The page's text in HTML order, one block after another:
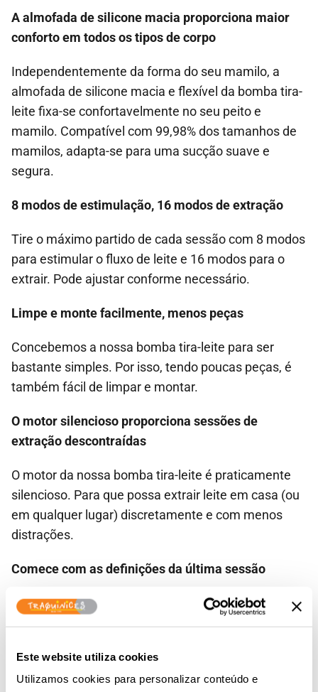
Este website utiliza cookies
Utilizamos cookies para personalizar conteúdo e
A almofada de silicone macia proporciona maior
conforto em todos os tipos de corpo
Independentemente da forma do seu mamilo, a
almofada de silicone macia e flexível da bomba tira-
leite fixa-se confortavelmente no seu peito e
mamilo. Compatível com 99,98% dos tamanhos de
mamilos, adapta-se para uma sucção suave e
segura.
8 modos de estimulação, 16 modos de extração
Tire o máximo partido de cada sessão com 8 modos
para estimular o fluxo de leite e 16 modos para o
extrair. Pode ajustar conforme necessário.
Limpe e monte facilmente, menos peças
Concebemos a nossa bomba tira-leite para ser
bastante simples. Por isso, tendo poucas peças, é
também fácil de limpar e montar.
O motor silencioso proporciona sessões de
extração descontraídas
O motor da nossa bomba tira-leite é praticamente
silencioso. Para que possa extrair leite em casa (ou
em qualquer lugar) discretamente e com menos
distrações.
Comece com as definições da última sessão
A função de memória grava automaticamente as
confortável e premir o botão de arranque.